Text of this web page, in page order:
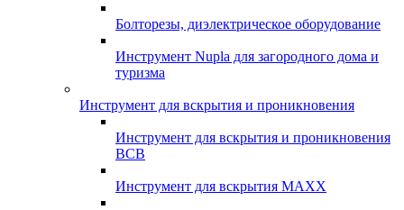
Болторезы, диэлектрическое оборудование
Инструмент Nupla для загородного дома и
туризма
Инструмент для вскрытия и проникновения
Инструмент для вскрытия и проникновения
ВСВ
Инструмент для вскрытия MAXX